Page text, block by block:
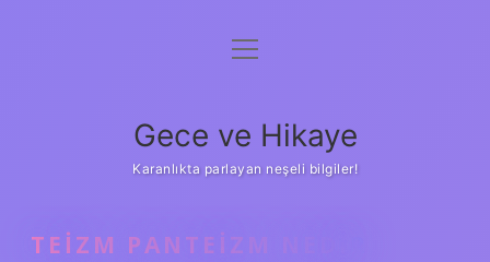
Anasayfa
Yasal Uyarı
menüyü
Gece ve Hikaye
Karanlıkta parlayan neşeli bilgiler!
TEIZM PANTEIZM NEDIR